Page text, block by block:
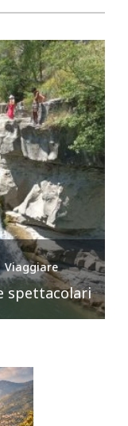
Viaggiare
spettacolari